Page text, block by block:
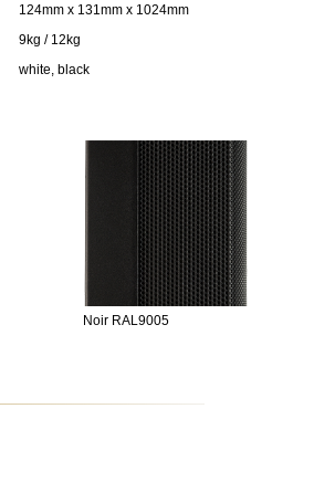
124mm x 131mm x 1024mm
9kg / 12kg
white, black
Noir RAL9005